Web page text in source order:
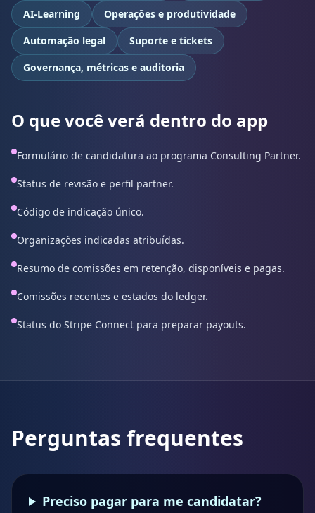
AI-Learning
Operações e produtividade
Automação legal
Suporte e tickets
Governança, métricas e auditoria
O que você verá dentro do app
Formulário de candidatura ao programa Consulting Partner.
Status de revisão e perfil partner.
Código de indicação único.
Organizações indicadas atribuídas.
Resumo de comissões em retenção, disponíveis e pagas.
Comissões recentes e estados do ledger.
Status do Stripe Connect para preparar payouts.
Perguntas frequentes
Preciso pagar para me candidatar?